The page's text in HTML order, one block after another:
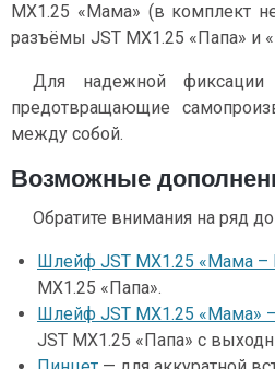
MX1.25 «Мама» (в комплект
разъёмы JST MX1.25 «Папа» и
Для надежной фиксации
предотвращающие
между собой.
Возможные
Обратите внимания на ряд
Шлейф JST MX1.25 «Мама –
MX1.25 «Папа».
Шлейф JST MX1.25 «Мама»
JST MX1.25 «Папа» с